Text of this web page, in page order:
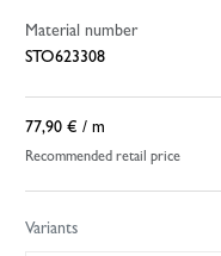
Material number
STO623308
77,90 € / m
Recommended retail price
Variants